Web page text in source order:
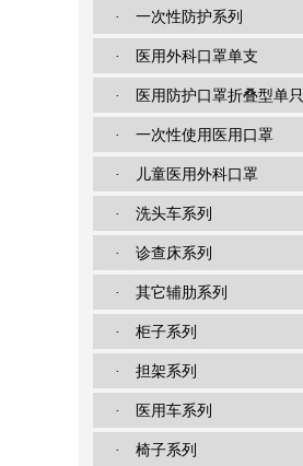
· 一次性防护系列
· 医用外科口罩单支
· 医用防护口罩折叠型单只
· 一次性使用医用口罩
· 儿童医用外科口罩
· 洗头车系列
· 诊查床系列
· 其它辅肋系列
· 柜子系列
· 担架系列
· 医用车系列
· 椅子系列